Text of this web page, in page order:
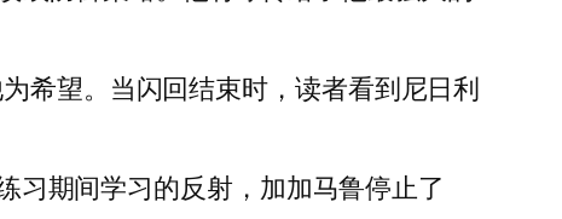
希望。当闪回结束时，读者看到尼日利
习期间学习的反射，加加马鲁停止了